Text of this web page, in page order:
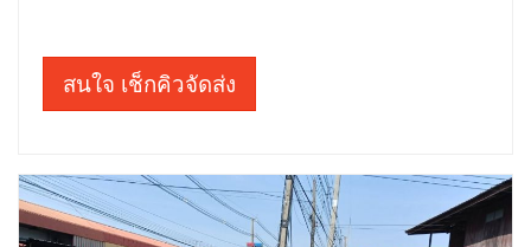
สนใจ เช็กคิวจัดส่ง